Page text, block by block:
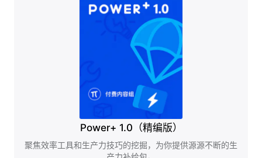
Power+ 1.0（精编版）
聚焦效率工具和生产力技巧的挖掘，为你提供源源不断的生